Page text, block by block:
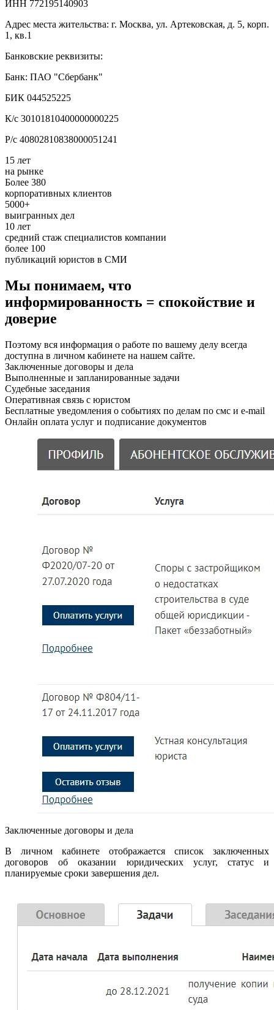
ИНН 772195140903
Адрес места жительства: г. Москва, ул. Артековская, д. 5, корп.
1, кв.1
Банковские реквизиты:
Банк: ПАО "Сбербанк"
БИК 044525225
К/с 30101810400000000225
Р/с 40802810838000051241
15 лет
на рынке
Более 380
корпоративных клиентов
5000+
выигранных дел
10 лет
средний стаж специалистов компании
более 100
публикаций юристов в СМИ
Мы понимаем, что
информированность = спокойствие и
доверие
Поэтому вся информация о работе по вашему делу всегда
доступна в личном кабинете на нашем сайте.
Заключенные договоры и дела
Выполненные и запланированные задачи
Судебные заседания
Оперативная связь с юристом
Бесплатные уведомления о событиях по делам по смс и e-mail
Онлайн оплата услуг и подписание документов
Заключенные договоры и дела
В личном кабинете отображается список заключенных
договоров об оказании юридических услуг, статус и
планируемые сроки завершения дел.